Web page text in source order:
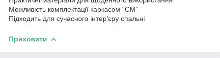
Можливість комплектації каркасом “СМ”
Підходить для сучасного інтер’єру спальні
Приховати